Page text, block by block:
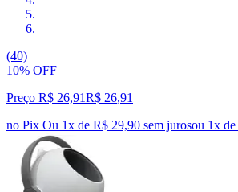
(40)
10% OFF
Preço R$ 26,91R$ 26,91
no Pix Ou 1x de R$ 29,90 sem jurosou 1x de